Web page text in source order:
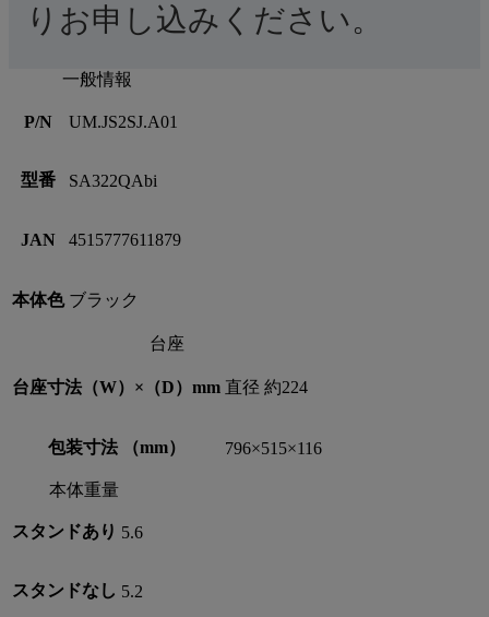
りお申し込みください。
一般情報
P/N UM.JS2SJ.A01
型番 SA322QAbi
JAN 4515777611879
本体色 ブラック
台座
台座寸法（W）×（D）mm 直径 約224
包装寸法 （mm） 796×515×116
本体重量
スタンドあり 5.6
スタンドなし 5.2